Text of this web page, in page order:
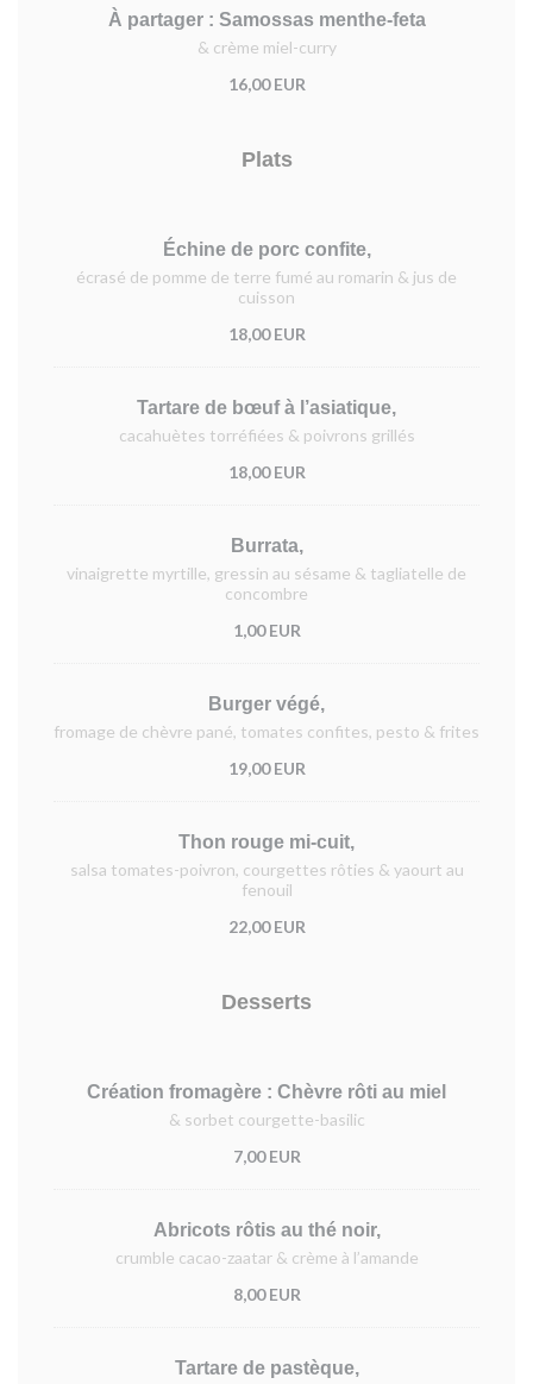
À partager : Samossas menthe-feta
& crème miel-curry
16,00 EUR
Plats
Échine de porc confite,
écrasé de pomme de terre fumé au romarin & jus de
cuisson
18,00 EUR
Tartare de bœuf à l’asiatique,
cacahuètes torréfiées & poivrons grillés
18,00 EUR
Burrata,
vinaigrette myrtille, gressin au sésame & tagliatelle de
concombre
1,00 EUR
Burger végé,
fromage de chèvre pané, tomates confites, pesto & frites
19,00 EUR
Thon rouge mi-cuit,
salsa tomates-poivron, courgettes rôties & yaourt au
fenouil
22,00 EUR
Desserts
Création fromagère : Chèvre rôti au miel
& sorbet courgette-basilic
7,00 EUR
Abricots rôtis au thé noir,
crumble cacao-zaatar & crème à l’amande
8,00 EUR
Tartare de pastèque,